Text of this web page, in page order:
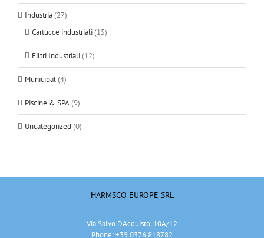
Industria(27)
Cartucce industriali(15)
Filtri Industriali(12)
Municipal(4)
Piscine & SPA(9)
Uncategorized (0)
HARMSCO EUROPE SRL
Via Salvo D'Acquisto, 10A/12
Phone: +39.0376.818782